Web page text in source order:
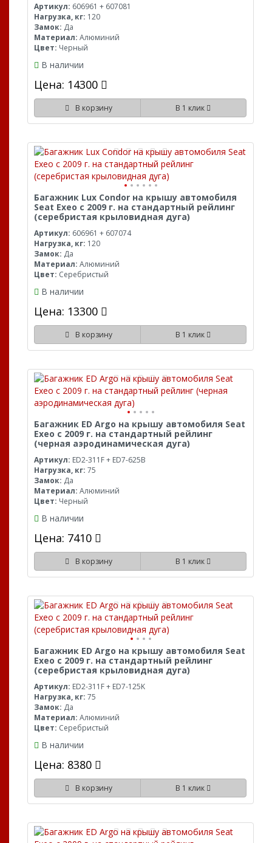
Артикул: 606961 + 607081
Нагрузка, кг: 120
Замок: Да
Материал: Алюминий
Цвет: Черный
В наличии
Цена: 14300
В корзину В 1 клик
Багажник Lux Condor на крышу автомобиля
Seat Exeo с 2009 г. на стандартный рейлинг
(серебристая крыловидная дуга)
Артикул: 606961 + 607074
Нагрузка, кг: 120
Замок: Да
Материал: Алюминий
Цвет: Серебристый
В наличии
Цена: 13300
В корзину В 1 клик
Багажник ED Argo на крышу автомобиля Seat
Exeo с 2009 г. на стандартный рейлинг
(черная аэродинамическая дуга)
Артикул: ED2-311F + ED7-625B
Нагрузка, кг: 75
Замок: Да
Материал: Алюминий
Цвет: Черный
В наличии
Цена: 7410
В корзину В 1 клик
Багажник ED Argo на крышу автомобиля Seat
Exeo с 2009 г. на стандартный рейлинг
(серебристая крыловидная дуга)
Артикул: ED2-311F + ED7-125K
Нагрузка, кг: 75
Замок: Да
Материал: Алюминий
Цвет: Серебристый
В наличии
Цена: 8380
В корзину В 1 клик